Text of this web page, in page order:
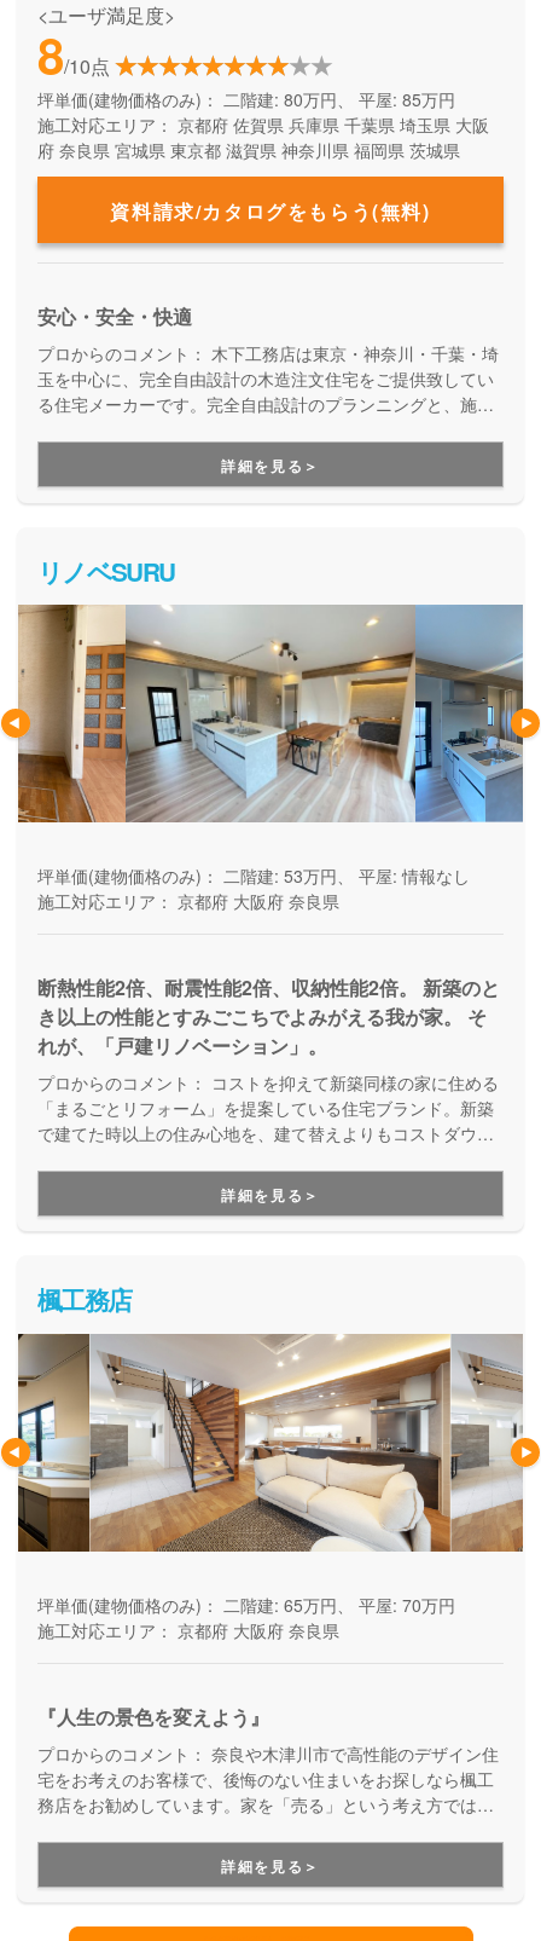
<ユーザ満足度>
8/10点
坪単価(建物価格のみ)： 二階建: 80万円、 平屋: 85万円
施工対応エリア： 京都府 佐賀県 兵庫県 千葉県 埼玉県 大阪
府 奈良県 宮城県 東京都 滋賀県 神奈川県 福岡県 茨城県
資料請求/カタログをもらう(無料)
安心・安全・快適
プロからのコメント： 木下工務店は東京・神奈川・千葉・埼
玉を中心に、完全自由設計の木造注文住宅をご提供致してい
る住宅メーカーです。完全自由設計のプランニングと、施工
かだからこそ叶えらえる「完全自由設計」の注文住宅を実現
できます。性能や保証も万全なので安心です。
詳細を見る＞
リノベSURU
坪単価(建物価格のみ)： 二階建: 53万円、 平屋: 情報なし
施工対応エリア： 京都府 大阪府 奈良県
断熱性能2倍、耐震性能2倍、収納性能2倍。 新築のと
き以上の性能とすみごこちでよみがえる我が家。 そ
れが、「戸建リノベーション」。
プロからのコメント： コストを抑えて新築同様の家に住める
「まるごとリフォーム」を提案している住宅ブランド。新築
で建てた時以上の住み心地を、建て替えよりもコストダウン
関係にも強く、物件探しや資金計画の段階から手厚くサポー
詳細を見る＞
楓工務店
坪単価(建物価格のみ)： 二階建: 65万円、 平屋: 70万円
施工対応エリア： 京都府 大阪府 奈良県
『人生の景色を変えよう』
プロからのコメント： 奈良や木津川市で高性能のデザイン住
宅をお考えのお客様で、後悔のない住まいをお探しなら楓工
務店をお勧めしています。家を「売る」という考え方ではな
務店です。安心できるお打ち合わせ、快適な住まい、高いデ
ザイン性、充実の保証を両立できます。
詳細を見る＞